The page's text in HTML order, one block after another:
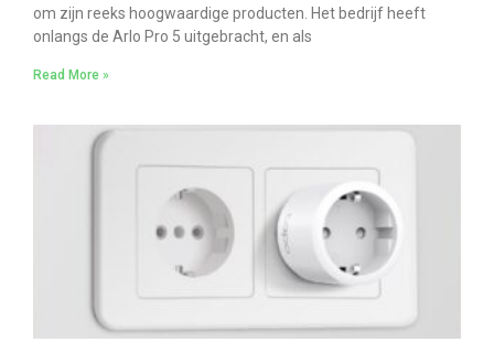
om zijn reeks hoogwaardige producten. Het bedrijf heeft
onlangs de Arlo Pro 5 uitgebracht, en als
Read More »